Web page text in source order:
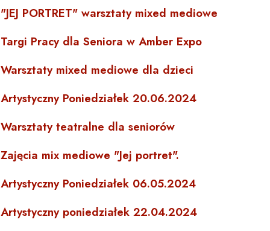
"JEJ PORTRET" warsztaty mixed mediowe
Targi Pracy dla Seniora w Amber Expo
Warsztaty mixed mediowe dla dzieci
Artystyczny Poniedziałek 20.06.2024
Warsztaty teatralne dla seniorów
Zajęcia mix mediowe "Jej portret".
Artystyczny Poniedziałek 06.05.2024
Artystyczny poniedziałek 22.04.2024